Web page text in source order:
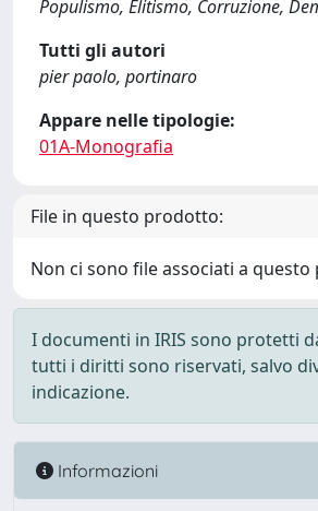
Populismo, Elitismo, Corruzione,
Tutti gli autori
pier paolo, portinaro
Appare nelle tipologie:
01A-Monografia
File in questo prodotto:
Non ci sono file associati a
I documenti in IRIS sono protetti
tutti i diritti sono riservati, salvo
indicazione.
Informazioni